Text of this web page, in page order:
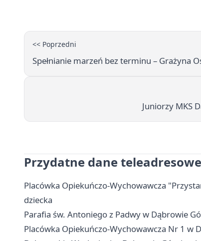
<< Poprzedni
Spełnianie marzeń bez terminu – Grażyna
Juniorzy MKS
Przydatne dane teleadresowe
Placówka Opiekuńczo-Wychowawcza
dziecka
Parafia św. Antoniego z Padwy w Dąbrowie
Placówka Opiekuńczo-Wychowawcza Nr 1 w